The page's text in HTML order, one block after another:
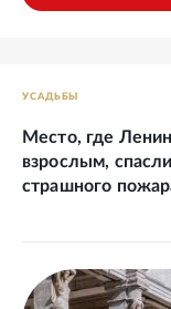
УСАДЬБЫ
Место, где
взрослым,
страшного